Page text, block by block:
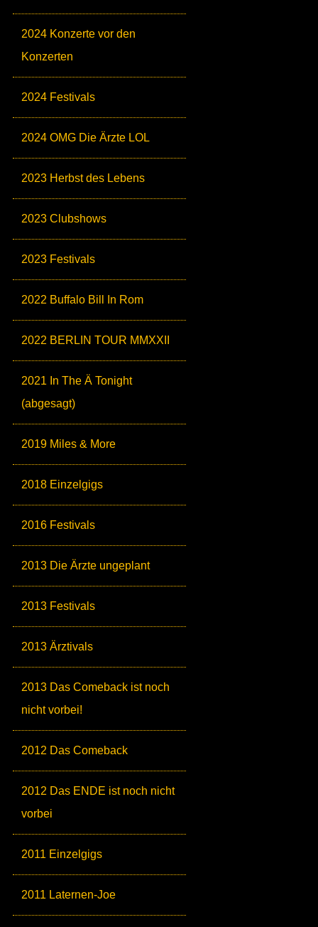
2024 Konzerte vor den
Konzerten
2024 Festivals
2024 OMG Die Ärzte LOL
2023 Herbst des Lebens
2023 Clubshows
2023 Festivals
2022 Buffalo Bill In Rom
2022 BERLIN TOUR MMXXII
2021 In The Ä Tonight
(abgesagt)
2019 Miles & More
2018 Einzelgigs
2016 Festivals
2013 Die Ärzte ungeplant
2013 Festivals
2013 Ärztivals
2013 Das Comeback ist noch
nicht vorbei!
2012 Das Comeback
2012 Das ENDE ist noch nicht
vorbei
2011 Einzelgigs
2011 Laternen-Joe